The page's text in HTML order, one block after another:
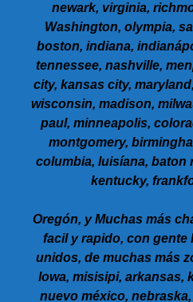
newark, virginia,
Washington, olympia,
boston, indiana,
tennessee, nashville,
city, kansas city,
wisconsin, madison,
paul, minneapolis,
montgomery,
columbia, luisíana, baton
kentucky,
Oregón, y Muchas más
facil y rapido, con gente
unidos, de muchas más
lowa, misisipi, arkansas,
nuevo méxico,